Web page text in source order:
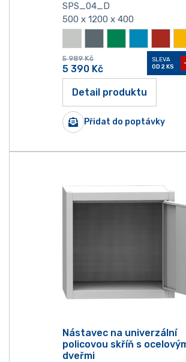
SPS_04_D
500 x 1200 x 400
5 989 Kč
5 390 Kč
SLEVA
OD 2 KS
Detail produktu
Přidat do poptávky
Nástavec na univerzální
policovou skříň s
dveřmi